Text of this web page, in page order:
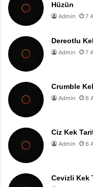
Hüzün
Admin 7
Dereotlu
Admin 7
Crumble
Admin 6
Ciz Kek
Admin 6
Cevizli Kek